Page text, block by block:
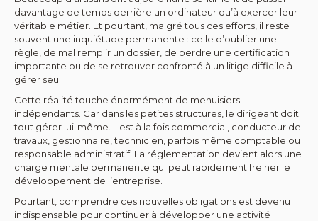
davantage de temps derrière un ordinateur qu’à exercer leur
véritable métier. Et pourtant, malgré tous ces efforts, il reste
souvent une inquiétude permanente : celle d’oublier une
règle, de mal remplir un dossier, de perdre une certification
importante ou de se retrouver confronté à un litige difficile à
gérer seul.
Cette réalité touche énormément de menuisiers
indépendants. Car dans les petites structures, le dirigeant doit
tout gérer lui-même. Il est à la fois commercial, conducteur de
travaux, gestionnaire, technicien, parfois même comptable ou
responsable administratif. La réglementation devient alors une
charge mentale permanente qui peut rapidement freiner le
développement de l’entreprise.
Pourtant, comprendre ces nouvelles obligations est devenu
indispensable pour continuer à développer une activité